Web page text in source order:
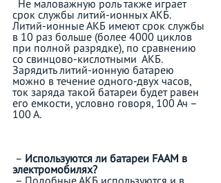
срок службы литий-ионных АКБ.
Литий-ионные АКБ имеют срок службы
в 10 раз больше (более 4000 циклов
при полной разрядке), по сравнению
со свинцово-кислотными  АКБ.
Зарядить литий-ионную батарею
можно в течение одного-двух часов,
ток заряда такой батареи будет равен
его емкости, условно говоря, 100 Ач –
100 А.
– Используются ли батареи FAAM в
электромобилях?